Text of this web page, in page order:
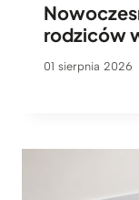
rodziców
01 sierpnia 2026